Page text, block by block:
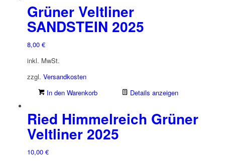
Grüner Veltliner
SANDSTEIN 2025
8,00 €
inkl. MwSt.
zzgl. Versandkosten
In den Warenkorb
Details anzeigen
Ried Himmelreich Grüner
Veltliner 2025
10,00 €